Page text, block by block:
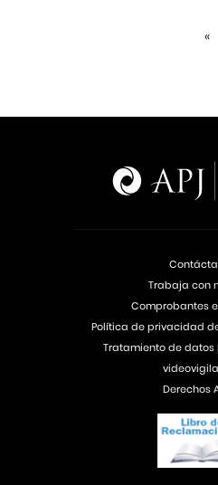
«
Trabaja con
Comprobantes
Política de privacidad
Tratamiento de
Derechos